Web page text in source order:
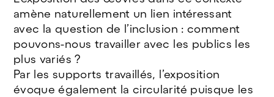
amène naturellement un lien intéressant
avec la question de l’inclusion : comment
pouvons-nous travailler avec les publics les
plus variés ?
Par les supports travaillés, l’exposition
évoque également la circularité puisque les